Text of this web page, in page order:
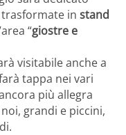
in stand
“giostre e
visitabile anche a
tappa nei vari
più allegra
grandi e piccini,